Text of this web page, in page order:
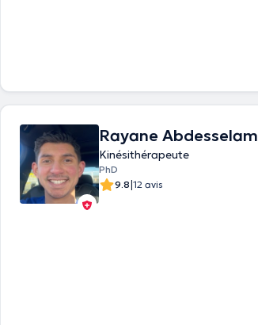
Rayane Abdesselam
Kinésithérapeute
PhD
9.8|12 avis